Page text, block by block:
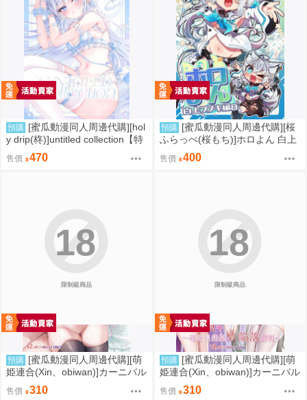
預購 [蜜瓜動漫同人周邊代購][hol
y drip(柊)]untitled collection【特
典付】(同人誌)
售價 470
預購 [蜜瓜動漫同人周邊代購][桜
ふらっぺ(桜もち)]ホロよん 白上
フブキ編8(Hololive)(同人誌)
售價 400
限制級商品
18
預購 [蜜瓜動漫同人周邊代購][萌
姫連合(Xin、obiwan)]カーニバル
43-混浴地獄3 ～幻月遊戯の性転
換裁判～(崩壞：星穹鐵道)(同人
售價 310
限制級商品
18
預購 [蜜瓜動漫同人周邊代購][萌
姫連合(Xin、obiwan)]カーニバル
44-混浴地獄4 ～覗き見傀儡の陥
落裁判～(崩壞：星穹鐵道)(同人
售價 310